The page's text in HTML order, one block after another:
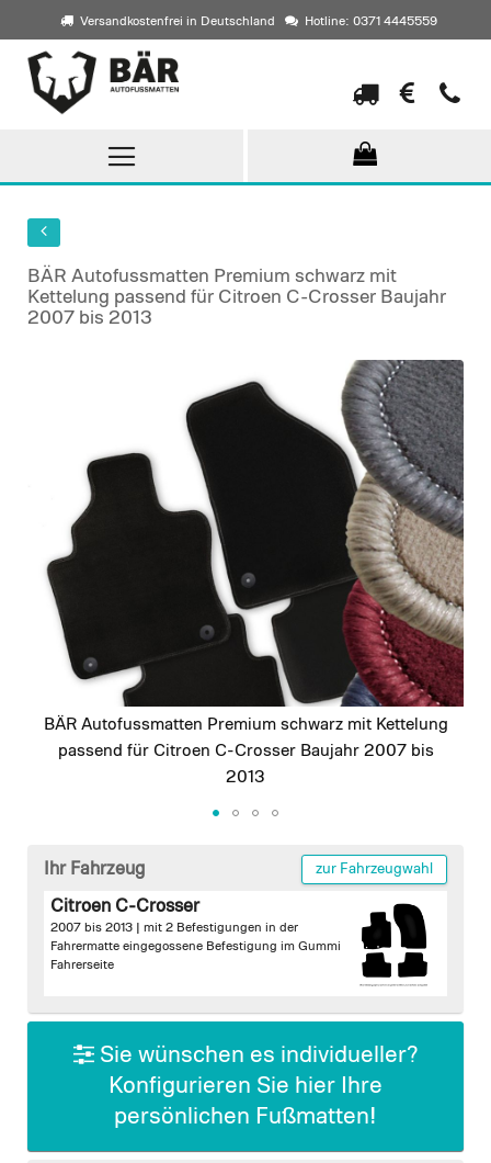
Versandkostenfrei in Deutschland Hotline: 0371 4445559
Direkt
zum
Inhalt
BÄR Autofussmatten Premium schwarz mit
Kettelung passend für Citroen C-Crosser Baujahr
2007 bis 2013
images
gallery
BÄR Autofussmatten Premium schwarz mit Kettelung
passend für Citroen C-Crosser Baujahr 2007 bis
2013
beginning
gallery
Ihr Fahrzeug zur Fahrzeugwahl
Citroen C-Crosser
2007 bis 2013 | mit 2 Befestigungen in der
Fahrermatte eingegossene Befestigung im Gummi
Fahrerseite
Sie wünschen es individueller?
Konfigurieren Sie hier Ihre
persönlichen Fußmatten!